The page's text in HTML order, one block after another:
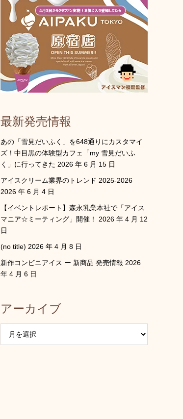
最新発売情報
あの「雪見だいふく」を648通りにカスタマイ
ズ！中目黒の体験型カフェ「my 雪見だいふ
く」に行ってきた 2026 年 6 月 15 日
アイスクリーム業界のトレンド 2025-2026
2026 年 6 月 4 日
【イベントレポート】森永乳業本社で「アイス
マニア☆ミーティング」開催！
2026 年 4 月 12
日
(no title) 2026 年 4 月 8 日
新作コンビニアイス ー 新商品 発売情報 2026
年 4 月 6 日
アーカイブ